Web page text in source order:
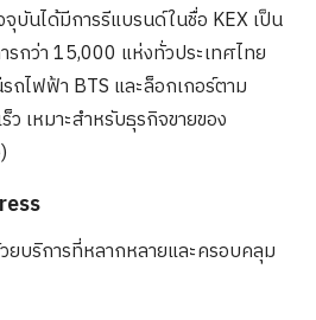
บันได้มีการรีแบรนด์ในชื่อ KEX เป็น
กว่า 15,000 แห่งทั่วประเทศไทย
ถไฟฟ้า BTS และล็อกเกอร์ตาม
เหมาะสำหรับธุรกิจขายของ
ยบริการที่หลากหลายและครอบคลุม